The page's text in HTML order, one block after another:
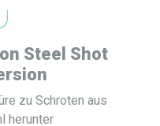
Steel Shot
zu Schroten aus
herunter